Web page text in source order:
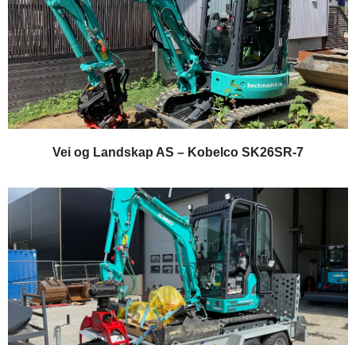
Vei og Landskap AS – Kobelco SK26SR-7